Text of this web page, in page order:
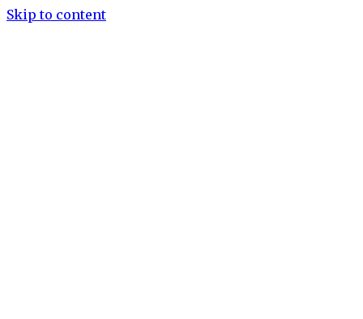
Skip to content